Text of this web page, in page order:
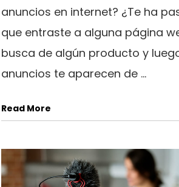
anuncios en internet? ¿Te ha
que entraste a alguna página
busca de algún producto y
anuncios te aparecen de ...
Read More